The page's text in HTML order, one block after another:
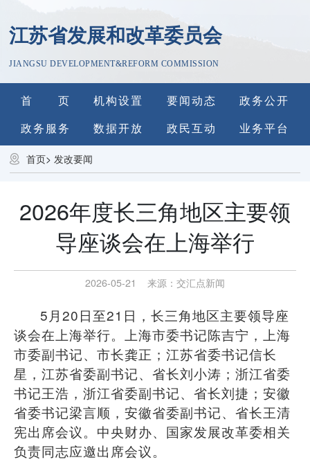
江苏省发展和改革委员会
JIANGSU DEVELOPMENT&REFORM COMMISSION
首 页 机构设置 要闻动态
政务公开
政务服务
数据开放 政民互动 业务平台
首页>发改要闻
2026年度长三角地区主要领
导座谈会在上海举行
2026-05-21 来源： 交汇点新闻
5月20日至21 日，长三角地区主要领导座
谈会在上海举行。上海市委书记陈吉宁，上海
市委副书记、市长龚正；江苏省委书记信长
星，江苏省委副书记、省长刘小涛；浙江省委
书记王浩，浙江省委副书记、省长刘捷；安徽
省委书记梁言顺，安徽省委副书记、省长王清
宪出席会议。中央财办、国家发展改革委相关
负责同志应邀出席会议。